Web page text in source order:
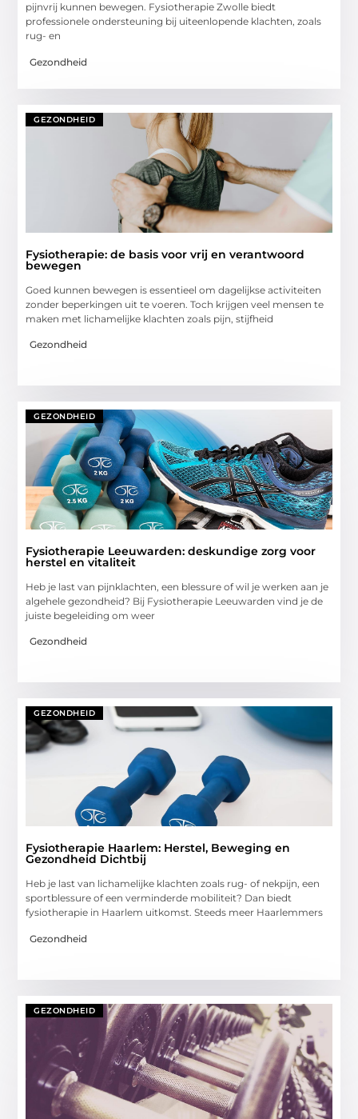
pijnvrij kunnen bewegen. Fysiotherapie Zwolle biedt
professionele ondersteuning bij uiteenlopende klachten, zoals
rug- en
Gezondheid
GEZONDHEID
Fysiotherapie: de basis voor vrij en verantwoord
bewegen
Goed kunnen bewegen is essentieel om dagelijkse activiteiten
zonder beperkingen uit te voeren. Toch krijgen veel mensen te
maken met lichamelijke klachten zoals pijn, stijfheid
Gezondheid
GEZONDHEID
Fysiotherapie Leeuwarden: deskundige zorg voor
herstel en vitaliteit
Heb je last van pijnklachten, een blessure of wil je werken aan je
algehele gezondheid? Bij Fysiotherapie Leeuwarden vind je de
juiste begeleiding om weer
Gezondheid
GEZONDHEID
Fysiotherapie Haarlem: Herstel, Beweging en
Gezondheid Dichtbij
Heb je last van lichamelijke klachten zoals rug- of nekpijn, een
sportblessure of een verminderde mobiliteit? Dan biedt
fysiotherapie in Haarlem uitkomst. Steeds meer Haarlemmers
Gezondheid
GEZONDHEID